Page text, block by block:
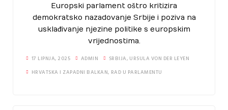
Europski parlament oštro kritizira
demokratsko nazadovanje Srbije i poziva na
usklađivanje njezine politike s europskim
vrijednostima.
17 LIPNJA, 2025 ADMIN SRBIJA, URSULA VON DER LEYEN
HRVATSKA I ZAPADNI BALKAN, RAD U PARLAMENTU